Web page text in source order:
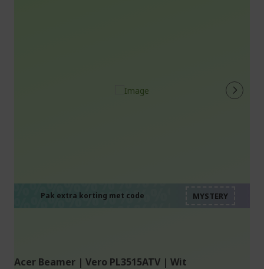
Pak extra korting met code
Acer Beamer | Vero PL3515ATV | Wit